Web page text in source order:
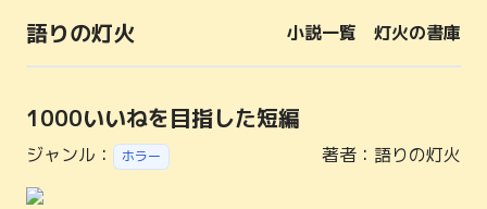
語りの灯火 小説一覧 灯火の書庫
1000いいねを目指した短編
ジャンル： ホラー 著者： 語りの灯火